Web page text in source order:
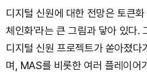
디지털 신원에 대한 전망은 토큰
체인화'라는 큰 그림과 닿아 있다.
디지털 신원 프로젝트가 쏟아졌다
며, MAS를 비롯한 여러 플레이어